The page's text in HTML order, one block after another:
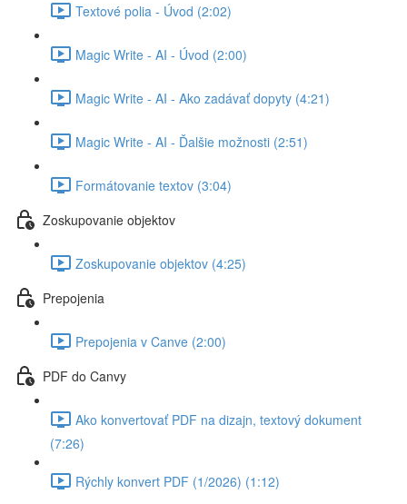
Textové polia - Úvod (2:02)
Magic Write - AI - Úvod (2:00)
Magic Write - AI - Ako zadávať dopyty (4:21)
Magic Write - AI - Ďalšie možnosti (2:51)
Formátovanie textov (3:04)
Zoskupovanie objektov
Zoskupovanie objektov (4:25)
Prepojenia
Prepojenia v Canve (2:00)
PDF do Canvy
Ako konvertovať PDF na dizajn, textový dokument
(7:26)
Rýchly konvert PDF (1/2026) (1:12)